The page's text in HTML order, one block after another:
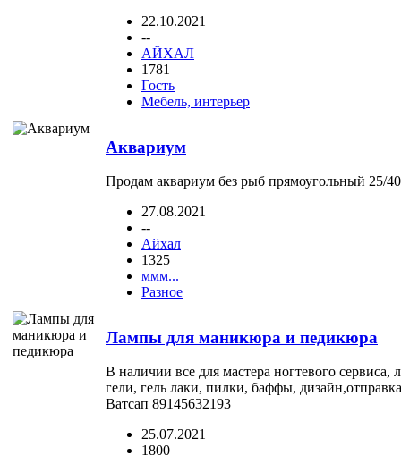
22.10.2021
--
АЙХАЛ
1781
Гость
Мебель, интерьер
Аквариум
Продам аквариум без рыб прямоугольный 25/
27.08.2021
--
Айхал
1325
ммм...
Разное
Лампы для маникюра и педикюра
В наличии все для мастера ногтевого сервиса,
гели, гель лаки, пилки, баффы, дизайн,отправка
Ватсап 89145632193
25.07.2021
1800